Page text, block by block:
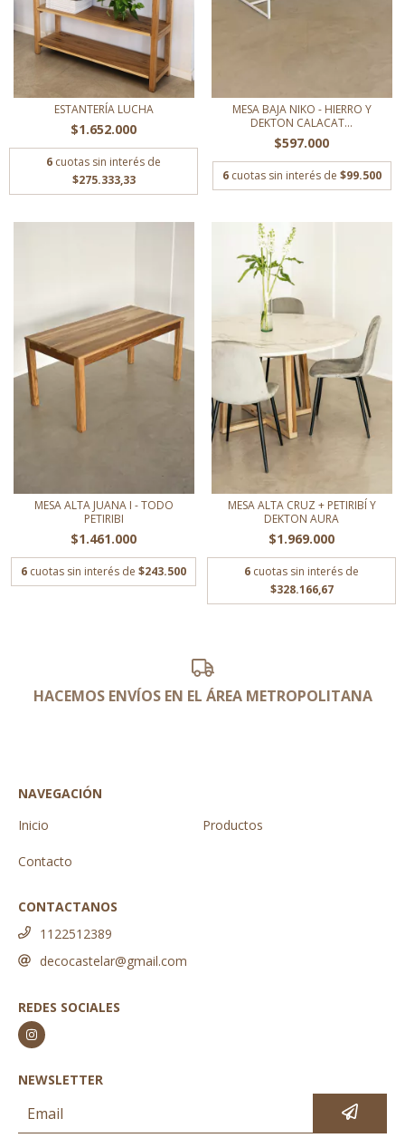
ESTANTERÍA LUCHA
$1.652.000
6 cuotas sin interés de
$275.333,33
MESA BAJA NIKO - HIERRO Y
DEKTON CALACAT...
$597.000
6 cuotas sin interés de $99.500
MESA ALTA JUANA I - TODO
PETIRIBI
$1.461.000
6 cuotas sin interés de $243.500
MESA ALTA CRUZ + PETIRIBÍ Y
DEKTON AURA
$1.969.000
6 cuotas sin interés de
$328.166,67
HACEMOS ENVÍOS EN EL ÁREA METROPOLITANA
NAVEGACIÓN
Inicio
Productos
Contacto
CONTACTANOS
1122512389
decocastelar@gmail.com
REDES SOCIALES
NEWSLETTER